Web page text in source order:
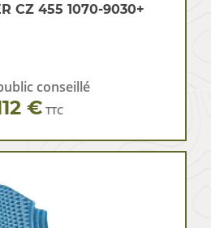
CZ 455 1070-9030+
conseillé
€ TTC